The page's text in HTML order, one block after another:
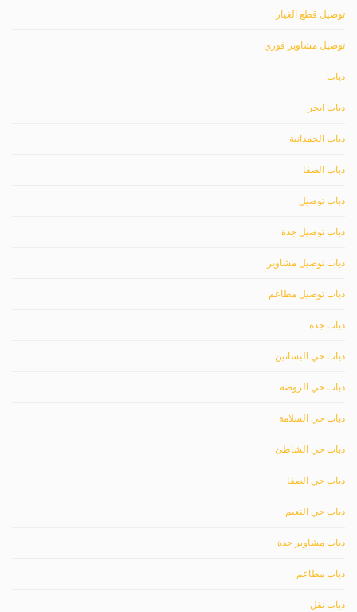
توصيل قطع الغيار
توصيل مشاوير فوري
دباب
دباب ابحر
دباب الحمدانية
دباب الصفا
دباب توصيل
دباب توصيل جدة
دباب توصيل مشاوير
دباب توصيل مطاعم
دباب جدة
دباب حي البساتين
دباب حي الروضة
دباب حي السلامة
دباب حي الشاطئ
دباب حي الصفا
دباب حي النعيم
دباب مشاوير جدة
دباب مطاعم
دباب نقل